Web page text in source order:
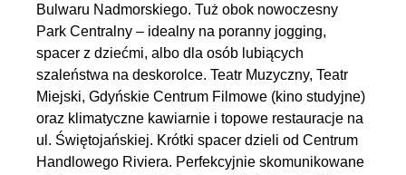
Bulwaru Nadmorskiego. Tuż obok nowoczesny
Park Centralny – idealny na poranny jogging,
spacer z dziećmi, albo dla osób lubiących
szaleństwa na deskorolce. Teatr Muzyczny, Teatr
Miejski, Gdyńskie Centrum Filmowe (kino studyjne)
oraz klimatyczne kawiarnie i topowe restauracje na
ul. Świętojańskiej. Krótki spacer dzieli od Centrum
Handlowego Riviera. Perfekcyjnie skomunikowane